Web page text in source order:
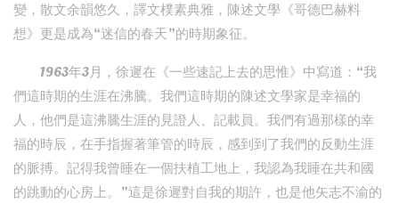
變，散文余韻悠久，譯文樸素典雅，陳述文學《哥德巴赫料
想》更是成為“迷信的春天”的時期象征。
1963年3月，徐遲在《一些速記上去的思惟》中寫道：“我
們這時期的生涯在沸騰。我們這時期的陳述文學家是幸福的
人，他們是這沸騰生涯的見證人、記載員。我們有過那樣的幸
福的時辰，在手指握著筆管的時辰，感到到了我們的反動生涯
的脈搏。記得我曾睡在一個扶植工地上，我認為我睡在共和國
的跳動的心房上。”這是徐遲對自我的期許，也是他矢志不渝的